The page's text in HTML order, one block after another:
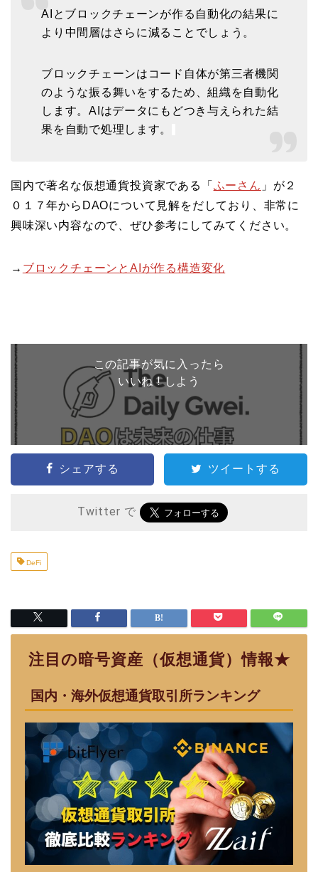
AIとブロックチェーンが作る自動化の結果に
より中間層はさらに減ることでしょう。
ブロックチェーンはコード自体が第三者機関
のような振る舞いをするため、組織を自動化
します。AIはデータにもどつき与えられた結
果を自動で処理します。
国内で著名な仮想通貨投資家である「 ふーさん 」が２
０１７年からDAOについて見解をだしており、非常に
興味深い内容なので、ぜひ参考にしてみてください。
→ ブロックチェーンとAIが作る構造変化
この記事が気に入ったら
いいね ! しよう
シェアする ツイートする
Twitter で
DeFi
注目の暗号資産（仮想通貨）情報★
国内・海外仮想通貨取引所ランキング